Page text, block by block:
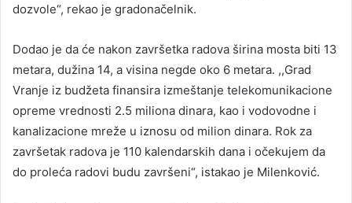
dozvole“, rekao je gradonačelnik.
Dodao je da će nakon završetka radova širina mosta biti 13
metara, dužina 14, a visina negde oko 6 metara. ,,Grad
Vranje iz budžeta finansira izmeštanje telekomunikacione
opreme vrednosti 2.5 miliona dinara, kao i vodovodne i
kanalizacione mreže u iznosu od milion dinara. Rok za
završetak radova je 110 kalendarskih dana i očekujem da
do proleća radovi budu završeni“, istakao je Milenković.